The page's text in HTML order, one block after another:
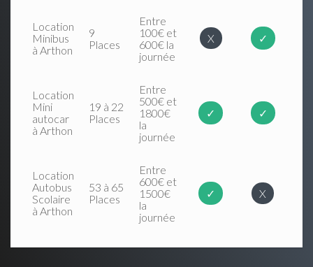
Location
Minibus
à Arthon
9
Places
Entre
100€ et
600€ la
journée
X ✓
Location
Mini
autocar
à Arthon
19 à 22
Places
Entre
500€ et
1800€
la
journée
✓ ✓
Location
Autobus
Scolaire
à Arthon
53 à 65
Places
Entre
600€ et
1500€
la
journée
✓ X